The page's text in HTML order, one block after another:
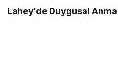
Lahey’de Duygusal Anma